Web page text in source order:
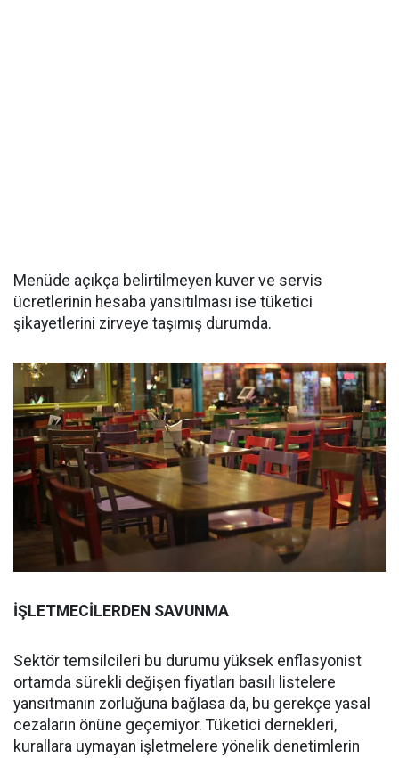
Menüde açıkça belirtilmeyen kuver ve servis
ücretlerinin hesaba yansıtılması ise tüketici
şikayetlerini zirveye taşımış durumda.
İŞLETMECİLERDEN SAVUNMA
Sektör temsilcileri bu durumu yüksek enflasyonist
ortamda sürekli değişen fiyatları basılı listelere
yansıtmanın zorluğuna bağlasa da, bu gerekçe yasal
cezaların önüne geçemiyor. Tüketici dernekleri,
kurallara uymayan işletmelere yönelik denetimlerin